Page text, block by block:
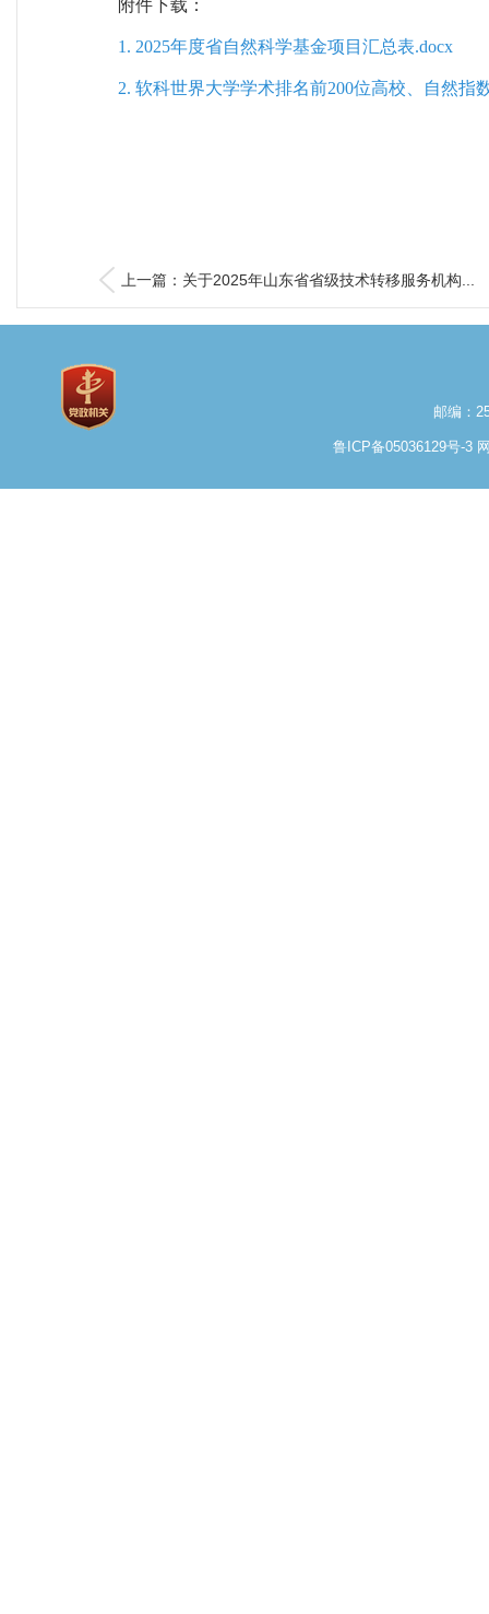
附件下载：
1. 2025年度省自然科学基金项目汇总表.docx
2. 软科世界大学学术排名前200位高校、自然指
上一篇：关于2025年山东省省级技术转移服务机构...
邮编：
鲁ICP备05036129号-3